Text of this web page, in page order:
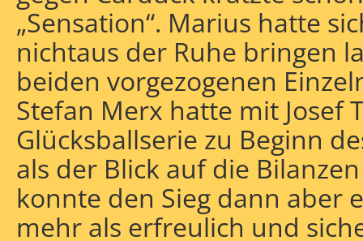
„Sensation“. Marius hatte
nichtaus der Ruhe bringen
beiden vorgezogenen
Stefan Merx hatte mit Josef
Glücksballserie zu Beginn
als der Blick auf die
konnte den Sieg dann aber
mehr als erfreulich und